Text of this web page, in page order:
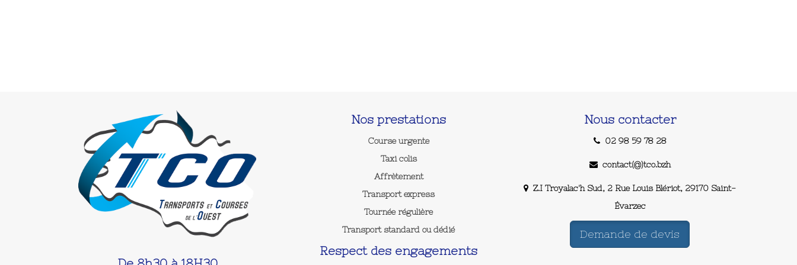
Nos prestations
Course urgente
Taxi colis
Affrètement
Transport express
Tournée régulière
Transport standard ou dédié
Respect des engagements
Nous contacter
02 98 59 78 28
contact(@)tco.bzh
Z.I Troyalac'h Sud, 2 Rue Louis Blériot, 29170 Saint-
Évarzec
Demande de devis